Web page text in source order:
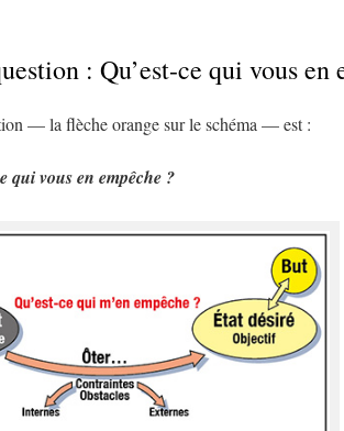
: Qu’est-ce qui vous en
— la flèche orange sur le schéma — est :
qui vous en empêche ?